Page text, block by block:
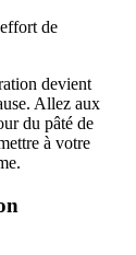
de
devient
Allez aux
du pâté de
à votre